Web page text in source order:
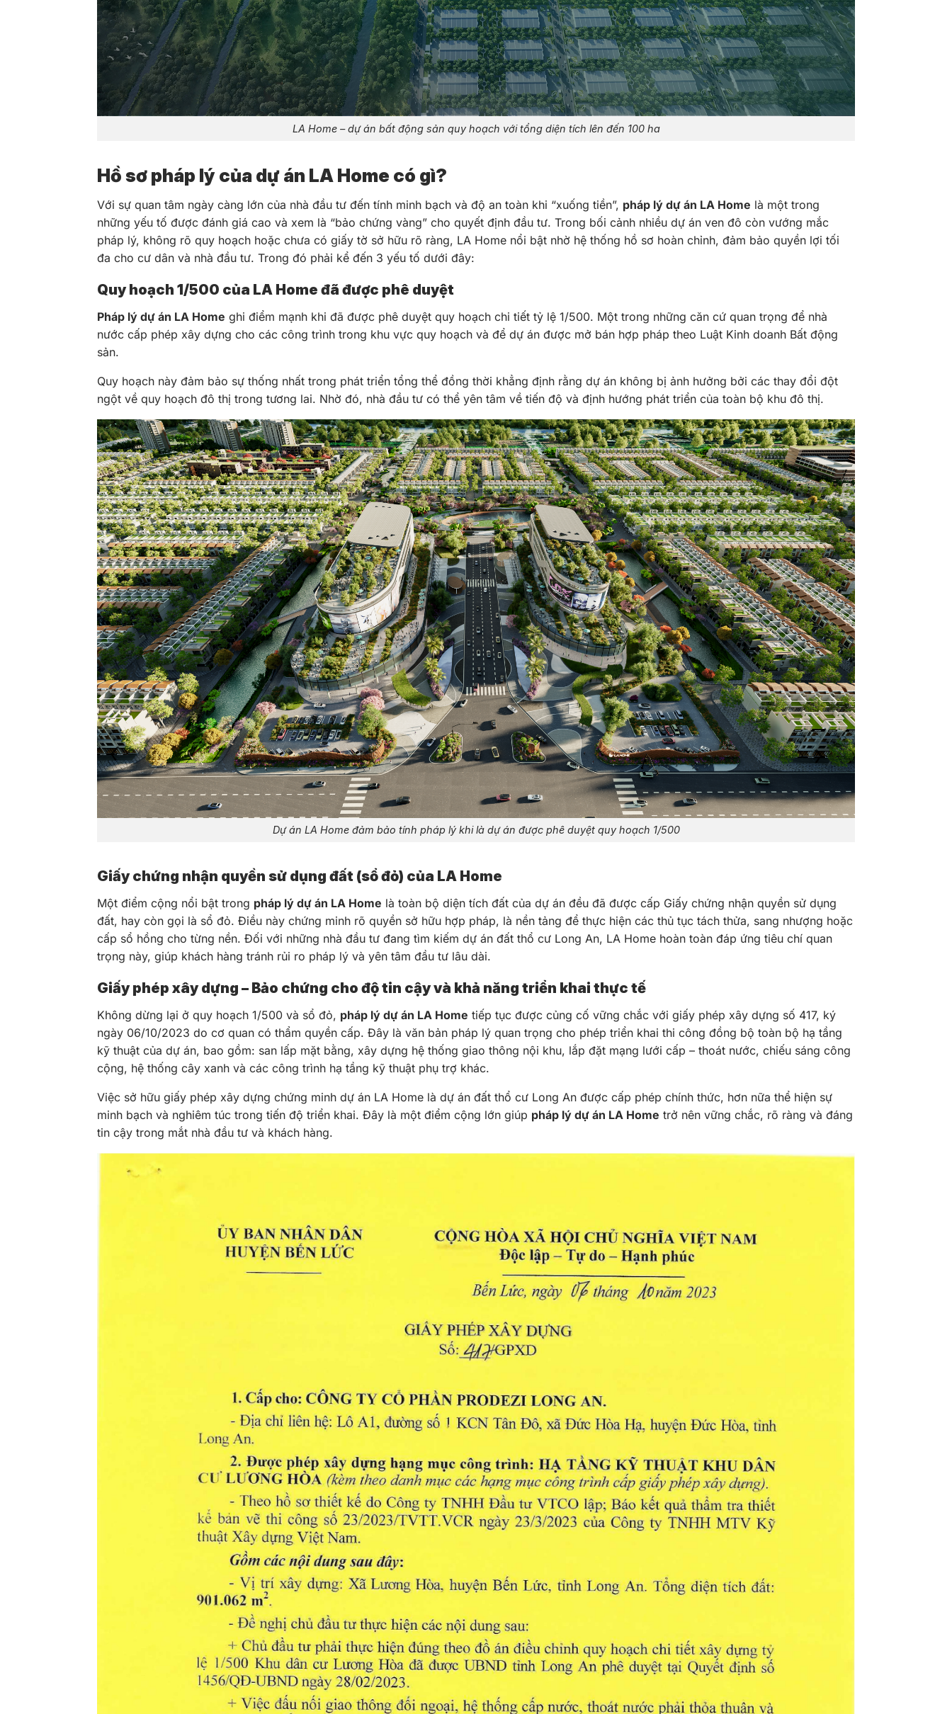
LA Home – dự án bất động sản quy hoạch với tổng diện tích lên đến 100 ha
Hồ sơ pháp lý của dự án LA Home có gì?
Với sự quan tâm ngày càng lớn của nhà đầu tư đến tính minh bạch và độ an toàn khi “xuống tiền”, pháp lý dự án LA Home là một trong
những yếu tố được đánh giá cao và xem là “bảo chứng vàng” cho quyết định đầu tư. Trong bối cảnh nhiều dự án ven đô còn vướng mắc
pháp lý, không rõ quy hoạch hoặc chưa có giấy tờ sở hữu rõ ràng, LA Home nổi bật nhờ hệ thống hồ sơ hoàn chỉnh, đảm bảo quyền lợi tối
đa cho cư dân và nhà đầu tư. Trong đó phải kể đến 3 yếu tố dưới đây:
Quy hoạch 1/500 của LA Home đã được phê duyệt
Pháp lý dự án LA Home ghi điểm mạnh khi đã được phê duyệt quy hoạch chi tiết tỷ lệ 1/500. Một trong những căn cứ quan trọng để nhà
nước cấp phép xây dựng cho các công trình trong khu vực quy hoạch và để dự án được mở bán hợp pháp theo Luật Kinh doanh Bất động
sản.
Quy hoạch này đảm bảo sự thống nhất trong phát triển tổng thể đồng thời khẳng định rằng dự án không bị ảnh hưởng bởi các thay đổi đột
ngột về quy hoạch đô thị trong tương lai. Nhờ đó, nhà đầu tư có thể yên tâm về tiến độ và định hướng phát triển của toàn bộ khu đô thị.
Dự án LA Home đảm bảo tính pháp lý khi là dự án được phê duyệt quy hoạch 1/500
Giấy chứng nhận quyền sử dụng đất (sổ đỏ) của LA Home
Một điểm cộng nổi bật trong pháp lý dự án LA Home là toàn bộ diện tích đất của dự án đều đã được cấp Giấy chứng nhận quyền sử dụng
đất, hay còn gọi là sổ đỏ. Điều này chứng minh rõ quyền sở hữu hợp pháp, là nền tảng để thực hiện các thủ tục tách thửa, sang nhượng hoặc
cấp sổ hồng cho từng nền. Đối với những nhà đầu tư đang tìm kiếm dự án đất thổ cư Long An, LA Home hoàn toàn đáp ứng tiêu chí quan
trọng này, giúp khách hàng tránh rủi ro pháp lý và yên tâm đầu tư lâu dài.
Giấy phép xây dựng – Bảo chứng cho độ tin cậy và khả năng triển khai thực tế
Không dừng lại ở quy hoạch 1/500 và sổ đỏ, pháp lý dự án LA Home tiếp tục được củng cố vững chắc với giấy phép xây dựng số 417, ký
ngày 06/10/2023 do cơ quan có thẩm quyền cấp. Đây là văn bản pháp lý quan trọng cho phép triển khai thi công đồng bộ toàn bộ hạ tầng
kỹ thuật của dự án, bao gồm: san lấp mặt bằng, xây dựng hệ thống giao thông nội khu, lắp đặt mạng lưới cấp – thoát nước, chiếu sáng công
cộng, hệ thống cây xanh và các công trình hạ tầng kỹ thuật phụ trợ khác.
Việc sở hữu giấy phép xây dựng chứng minh dự án LA Home là dự án đất thổ cư Long An được cấp phép chính thức, hơn nữa thể hiện sự
minh bạch và nghiêm túc trong tiến độ triển khai. Đây là một điểm cộng lớn giúp pháp lý dự án LA Home trở nên vững chắc, rõ ràng và đáng
tin cậy trong mắt nhà đầu tư và khách hàng.